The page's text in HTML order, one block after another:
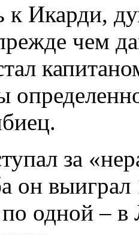
к Икарди,
чем
за
он
одной – в